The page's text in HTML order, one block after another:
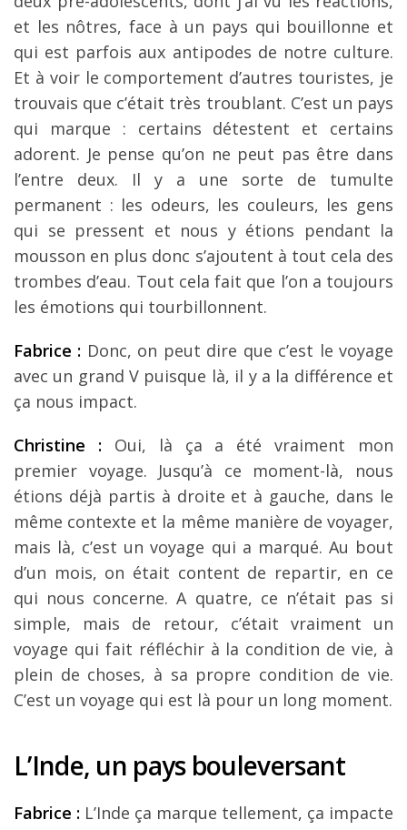
et les nôtres, face à un pays qui bouillonne et
qui est parfois aux antipodes de notre culture.
Et à voir le comportement d’autres touristes, je
trouvais que c’était très troublant. C’est un pays
qui marque : certains détestent et certains
adorent. Je pense qu’on ne peut pas être dans
l’entre deux. Il y a une sorte de tumulte
permanent : les odeurs, les couleurs, les gens
qui se pressent et nous y étions pendant la
mousson en plus donc s’ajoutent à tout cela des
trombes d’eau. Tout cela fait que l’on a toujours
les émotions qui tourbillonnent.
Fabrice : Donc, on peut dire que c’est le voyage
avec un grand V puisque là, il y a la différence et
ça nous impact.
Christine :Oui, là ça a été vraiment mon
premier voyage. Jusqu’à ce moment-là, nous
étions déjà partis à droite et à gauche, dans le
même contexte et la même manière de voyager,
mais là, c’est un voyage qui a marqué. Au bout
d’un mois, on était content de repartir, en ce
qui nous concerne. A quatre, ce n’était pas si
simple, mais de retour, c’était vraiment un
voyage qui fait réfléchir à la condition de vie, à
plein de choses, à sa propre condition de vie.
C’est un voyage qui est là pour un long moment.
L’Inde, un pays bouleversant
Fabrice : L’Inde ça marque tellement, ça impacte